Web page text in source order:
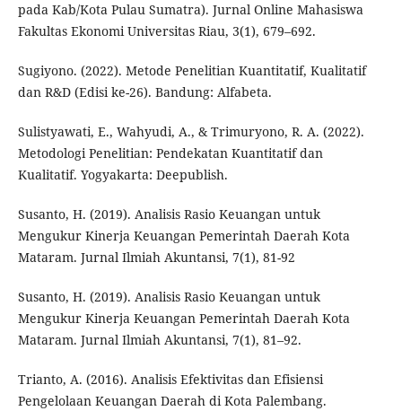
pada Kab/Kota Pulau Sumatra). Jurnal Online Mahasiswa
Fakultas Ekonomi Universitas Riau, 3(1), 679–692.
Sugiyono. (2022). Metode Penelitian Kuantitatif, Kualitatif
dan R&D (Edisi ke-26). Bandung: Alfabeta.
Sulistyawati, E., Wahyudi, A., & Trimuryono, R. A. (2022).
Metodologi Penelitian: Pendekatan Kuantitatif dan
Kualitatif. Yogyakarta: Deepublish.
Susanto, H. (2019). Analisis Rasio Keuangan untuk
Mengukur Kinerja Keuangan Pemerintah Daerah Kota
Mataram. Jurnal Ilmiah Akuntansi, 7(1), 81-92
Susanto, H. (2019). Analisis Rasio Keuangan untuk
Mengukur Kinerja Keuangan Pemerintah Daerah Kota
Mataram. Jurnal Ilmiah Akuntansi, 7(1), 81–92.
Trianto, A. (2016). Analisis Efektivitas dan Efisiensi
Pengelolaan Keuangan Daerah di Kota Palembang.